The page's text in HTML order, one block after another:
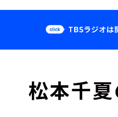
Podcast松本千